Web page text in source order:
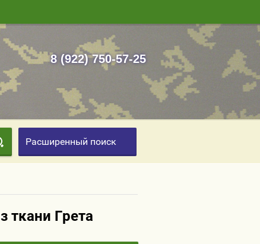
8 (922) 750-57-25
Расширенный поиск
ткани Грета